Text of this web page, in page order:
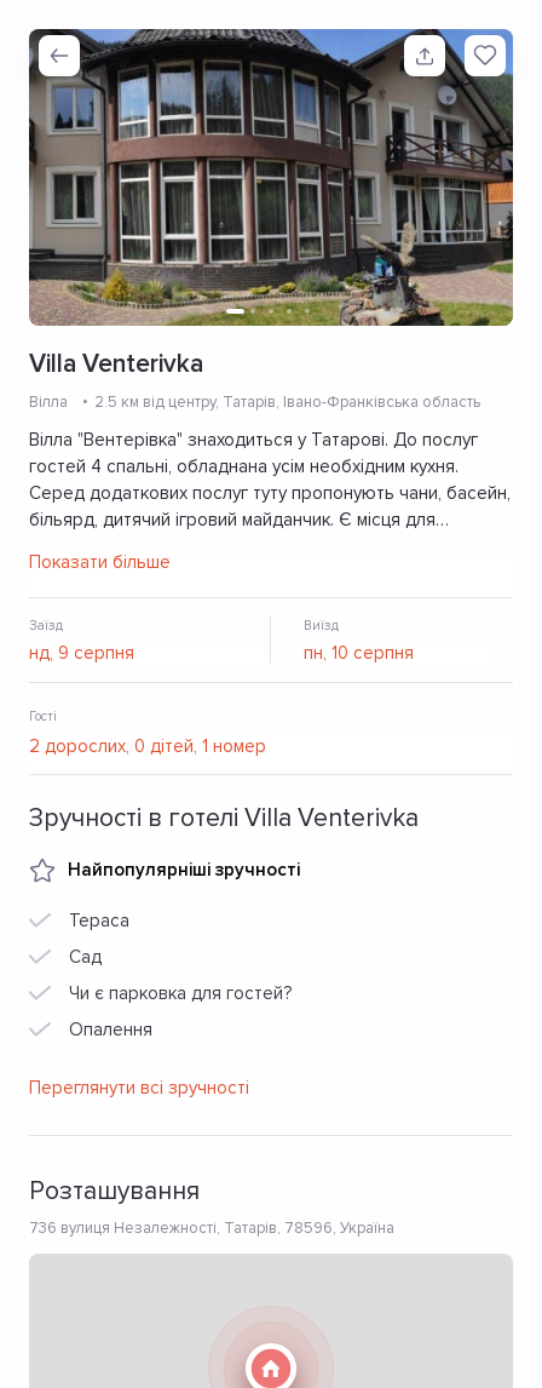
Villa Venterivka
Вілла 2.5 км від центру, Татарів, Івано-Франківська область
Вілла "Вентерівка" знаходиться у Татарові. До послуг
гостей 4 спальні, обладнана усім необхідним кухня.
Серед додаткових послуг туту пропонують чани, басейн,
більярд, дитячий ігровий майданчик. Є місця для
Показати більше
Заїзд Виїзд
Гості
Зручності в готелі Villa Venterivka
Найпопулярніші зручності
Тераса
Сад
Чи є парковка для гостей?
Опалення
Переглянути всі зручності
Розташування
736 вулиця Незалежності, Татарів, 78596, Україна